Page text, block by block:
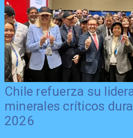
Chile refuerza su
minerales críticos
2026